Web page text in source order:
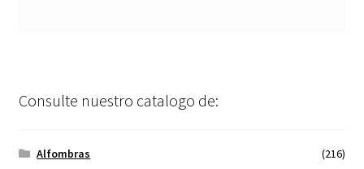
Consulte nuestro catalogo de:
Alfombras
(216)